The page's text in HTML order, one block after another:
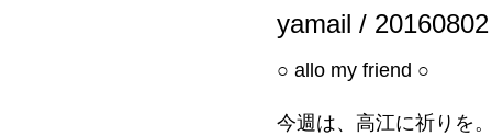
yamail / 20160802
○ allo my friend ○
今週は、高江に祈りを